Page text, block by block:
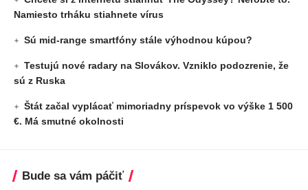
Namiesto trháku stiahnete vírus
Sú mid-range smartfóny stále výhodnou kúpou?
Testujú nové radary na Slovákov. Vzniklo podozrenie, že
sú z Ruska
Štát začal vyplácať mimoriadny príspevok vo výške 1 500
€. Má smutné okolnosti
Bude sa vám páčiť